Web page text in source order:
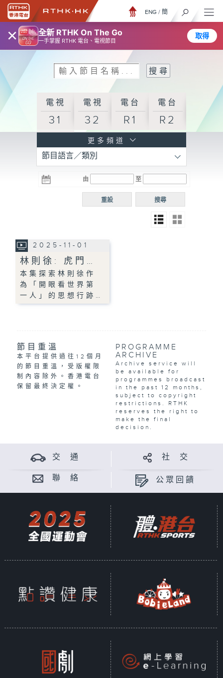
× 全新 RTHK On The Go
一手掌握 RTHK 電台、電視節目
取得
ENG / 簡
電視
31
電視
32
電台
R1
電台
R2
R3
電台 電台
R5
電台
普通
更多頻道
節目語言／類別
由 至
搜尋
重設
2025-11-01
林則徐: 虎門…
本集探索林則徐作
為「開眼看世界第
一人」的思想行跡…
節目重溫
本平台提供過往12個月
的節目重溫，受版權限
制內容除外。香港電台
保留最終決定權。
PROGRAMME
ARCHIVE
Archive service will
be available for
programmes broadcast
in the past 12 months,
subject to copyright
restrictions. RTHK
reserves the right to
make the final
decision.
交 通 社 交
聯 絡 公眾回饋